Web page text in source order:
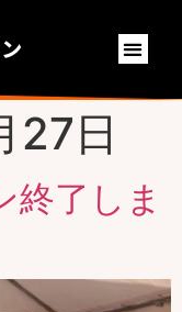
27日
終了しま